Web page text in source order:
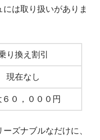
は取り扱いがありま
り換え割引
現在なし
０，０００円
ズナブルなだけに、